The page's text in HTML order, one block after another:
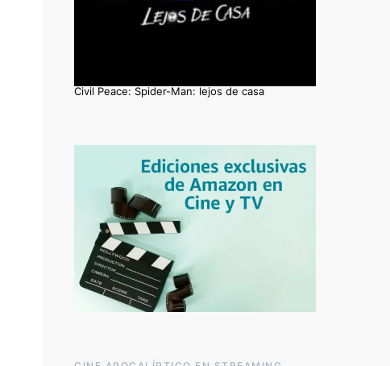
Civil Peace: Spider-Man: lejos de casa